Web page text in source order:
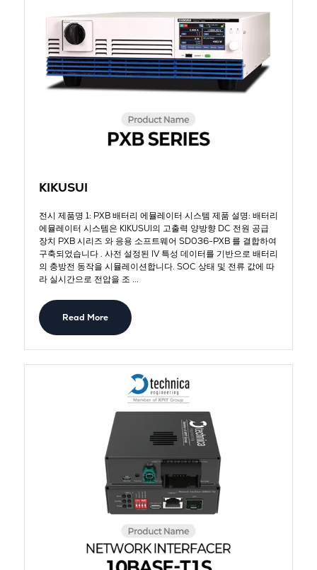
KIKUSUI
전시 제품명 1: PXB 배터리 에뮬레이터 시스템 제품 설명: 배터리
에뮬레이터 시스템은 KIKUSUI의 고출력 양방향 DC 전원 공급
장치 PXB 시리즈 와 응용 소프트웨어 SD036-PXB 를 결합하여
구축되었습니다 . 사전 설정된 IV 특성 데이터를 기반으로 배터리
의 충방전 동작을 시뮬레이션합니다. SOC 상태 및 전류 값에 따
라 실시간으로 전압을 조 ...
Read More